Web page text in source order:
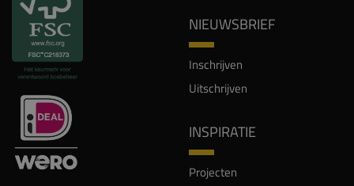
NIEUWSBRIEF
Inschrijven
Uitschrijven
INSPIRATIE
Projecten